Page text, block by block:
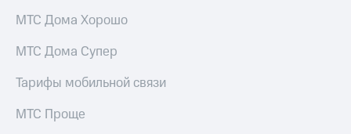
Инвестиции
Получайте
онлайн
Покупка
Скидка
на связь
Тарифы
РИИЛ
и МТС Супер
МТС Дома Хорошо
МТС Дома Супер
Тарифы мобильной связи
МТС Проще